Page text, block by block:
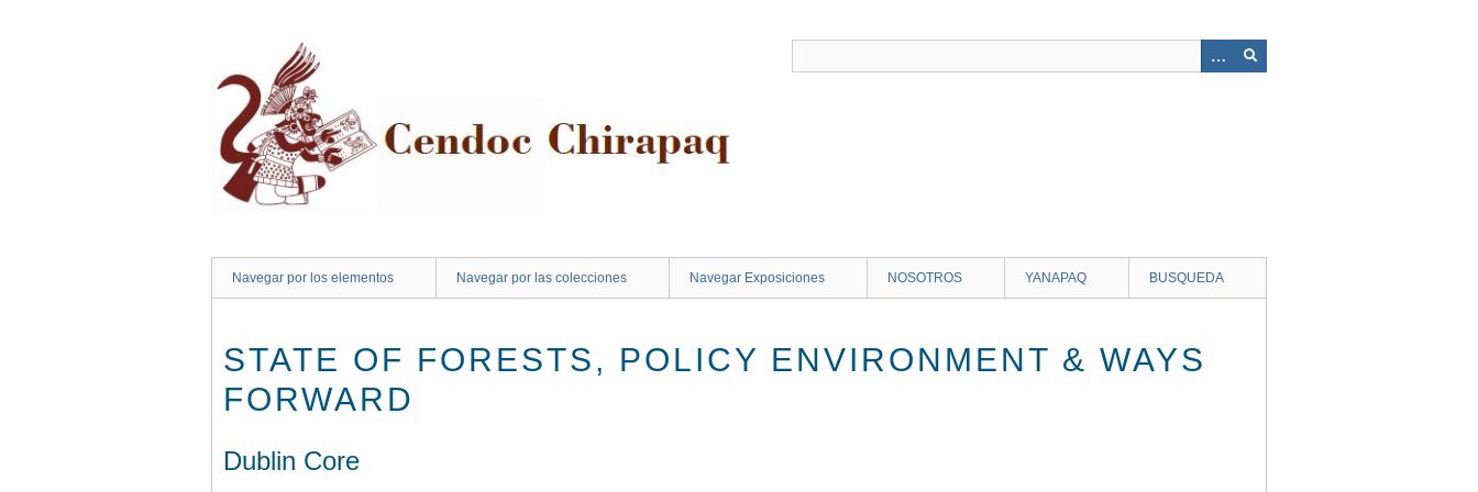
Navegar por los elementos Navegar por las colecciones Navegar Exposiciones NOSOTROS YANAPAQ BUSQUEDA
STATE OF FORESTS, POLICY ENVIRONMENT & WAYS
FORWARD
Dublin Core